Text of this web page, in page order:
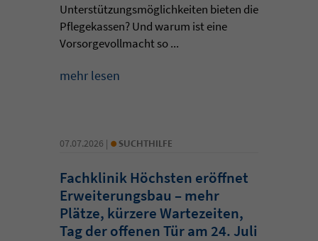
Unterstützungsmöglichkeiten bieten die
Pflegekassen? Und warum ist eine
Vorsorgevollmacht so ...
mehr lesen
07.07.2026 | • SUCHTHILFE
Fachklinik Höchsten eröffnet
Erweiterungsbau – mehr
Plätze, kürzere Wartezeiten,
Tag der offenen Tür am 24. Juli